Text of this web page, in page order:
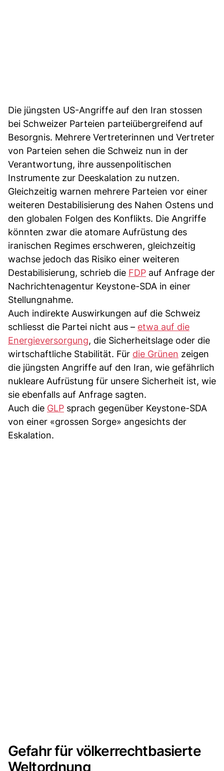
Die jüngsten US-Angriffe auf den Iran stossen
bei Schweizer Parteien parteiübergreifend auf
Besorgnis. Mehrere Vertreterinnen und Vertreter
von Parteien sehen die Schweiz nun in der
Verantwortung, ihre aussenpolitischen
Instrumente zur Deeskalation zu nutzen.
Gleichzeitig warnen mehrere Parteien vor einer
weiteren Destabilisierung des Nahen Ostens und
den globalen Folgen des Konflikts. Die Angriffe
könnten zwar die atomare Aufrüstung des
iranischen Regimes erschweren, gleichzeitig
wachse jedoch das Risiko einer weiteren
Destabilisierung, schrieb die FDP auf Anfrage der
Nachrichtenagentur Keystone-SDA in einer
Stellungnahme.
Auch indirekte Auswirkungen auf die Schweiz
schliesst die Partei nicht aus – etwa auf die
Energieversorgung, die Sicherheitslage oder die
wirtschaftliche Stabilität. Für die Grünen zeigen
die jüngsten Angriffe auf den Iran, wie gefährlich
nukleare Aufrüstung für unsere Sicherheit ist, wie
sie ebenfalls auf Anfrage sagten.
Auch die GLP sprach gegenüber Keystone-SDA
von einer «grossen Sorge» angesichts der
Eskalation.
Gefahr für völkerrechtbasierte
Weltordnung